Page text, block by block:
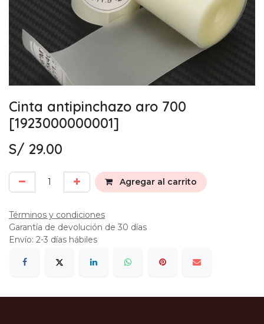
Cinta antipinchazo aro 700
[1923000000001]
S/ 29.00
Agregar al carrito
Términos y condiciones
Garantía de devolución de 30 días
Envío: 2-3 días hábiles